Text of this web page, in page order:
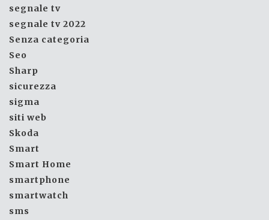
segnale tv
segnale tv 2022
Senza categoria
Seo
Sharp
sicurezza
sigma
siti web
Skoda
Smart
Smart Home
smartphone
smartwatch
sms